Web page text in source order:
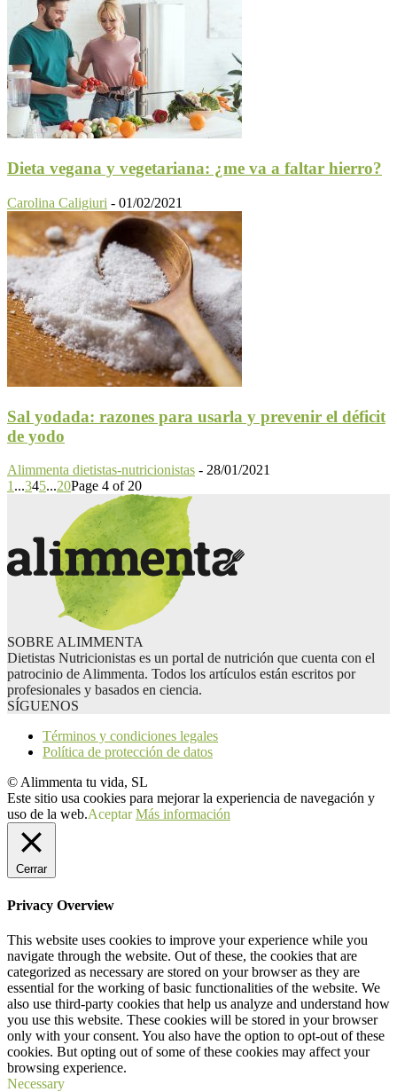
Dieta vegana y vegetariana: ¿me va a faltar hierro?
Carolina Caligiuri - 01/02/2021
Sal yodada: razones para usarla y prevenir el déficit
de yodo
Alimmenta dietistas-nutricionistas - 28/01/2021
1 ...345...20Page 4 of 20
SOBRE ALIMMENTA
Dietistas Nutricionistas es un portal de nutrición que cuenta con el
patrocinio de Alimmenta. Todos los artículos están escritos por
profesionales y basados en ciencia.
SÍGUENOS
Términos y condiciones legales
Política de protección de datos
© Alimmenta tu vida, SL
Este sitio usa cookies para mejorar la experiencia de navegación y
uso de la web.Aceptar Más información
Cerrar
Privacy Overview
This website uses cookies to improve your experience while you
navigate through the website. Out of these, the cookies that are
categorized as necessary are stored on your browser as they are
essential for the working of basic functionalities of the website. We
also use third-party cookies that help us analyze and understand how
you use this website. These cookies will be stored in your browser
only with your consent. You also have the option to opt-out of these
cookies. But opting out of some of these cookies may affect your
browsing experience.
Necessary